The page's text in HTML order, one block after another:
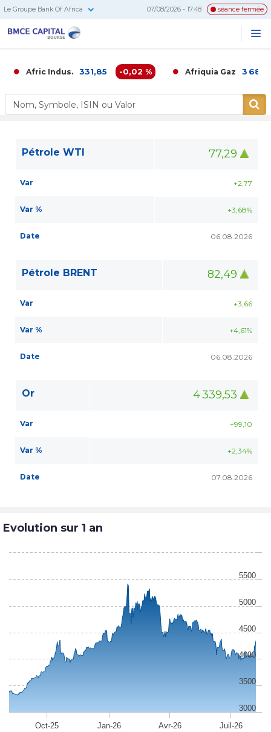
Le Groupe Bank Of Africa 07/08/2026 - 17:48 séance fermée
Afric Indus. 331,85 -0,02 % Afriquia Gaz 3
Pétrole WTI 77,29
Var +2,77
Var % +3,68%
Date 06.08.2026
Pétrole BRENT 82,49
Var +3,66
Var % +4,61%
Date 06.08.2026
Or 4 339,53
Var +99,10
Var % +2,34%
Date 07.08.2026
Evolution sur 1 an
Oct-25 Jan-26 Avr-26 Juil-26
3000
3500
4000
4500
5000
5500